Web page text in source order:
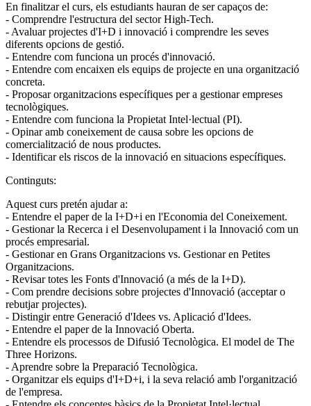
En finalitzar el curs, els estudiants hauran de ser capaços de:
- Comprendre l'estructura del sector High-Tech.
- Avaluar projectes d'I+D i innovació i comprendre les seves
diferents opcions de gestió.
- Entendre com funciona un procés d'innovació.
- Entendre com encaixen els equips de projecte en una organització
concreta.
- Proposar organitzacions específiques per a gestionar empreses
tecnològiques.
- Entendre com funciona la Propietat Intel·lectual (PI).
- Opinar amb coneixement de causa sobre les opcions de
comercialització de nous productes.
- Identificar els riscos de la innovació en situacions específiques.
Continguts:
Aquest curs pretén ajudar a:
- Entendre el paper de la I+D+i en l'Economia del Coneixement.
- Gestionar la Recerca i el Desenvolupament i la Innovació com un
procés empresarial.
- Gestionar en Grans Organitzacions vs. Gestionar en Petites
Organitzacions.
- Revisar totes les Fonts d'Innovació (a més de la I+D).
- Com prendre decisions sobre projectes d'Innovació (acceptar o
rebutjar projectes).
- Distingir entre Generació d'Idees vs. Aplicació d'Idees.
- Entendre el paper de la Innovació Oberta.
- Entendre els processos de Difusió Tecnològica. El model de The
Three Horizons.
- Aprendre sobre la Preparació Tecnològica.
- Organitzar els equips d'I+D+i, i la seva relació amb l'organització
de l'empresa.